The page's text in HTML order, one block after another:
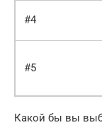
#4
#5
Какой бы вы